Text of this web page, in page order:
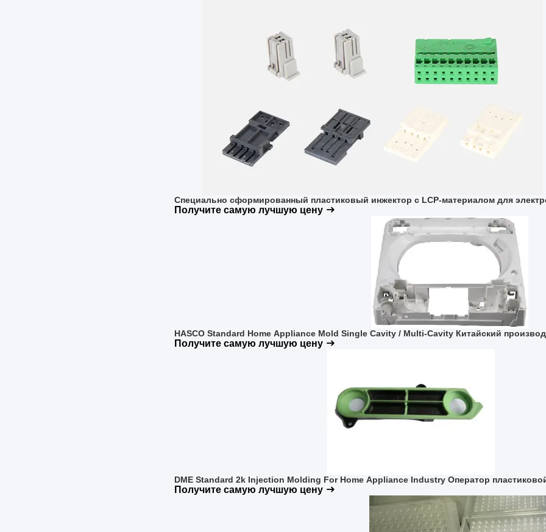
Специально сформированный пластиковый инжектор с LCP-материалом для
Получите самую лучшую цену
HASCO Standard Home Appliance Mold Single Cavity / Multi-Cavity Китайский
Получите самую лучшую цену
DME Standard 2k Injection Molding For Home Appliance Industry Оператор
Получите самую лучшую цену